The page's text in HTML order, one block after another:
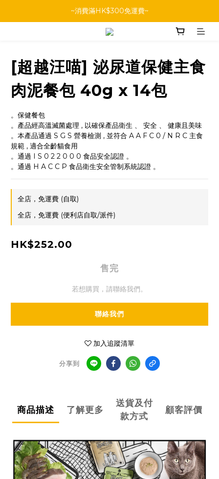
~消費滿HK$300免運費~
[超越汪喵] 泌尿道保健主食
肉泥餐包 40g x 14包
。保健餐包
。產品經高溫滅菌處理 , 以確保產品衛生 、 安全 、 健康且美味
。本產品通過 S G S 營養檢測 , 並符合 A A F C 0 / N R C 主食
規範 , 適合全齡貓食用
。通過 I S 0 2 2 0 0 0 食品安全認證 。
。通過 H A C C P 食品衛生安全管制系統認證 。
全店，免運費 (自取)
全店，免運費 (便利店自取/派件)
HK$252.00
售完
若想購買，請聯絡我們。
聯絡我們
加入追蹤清單
分享到
商品描述 了解更多
送貨及付
款方式
顧客評價